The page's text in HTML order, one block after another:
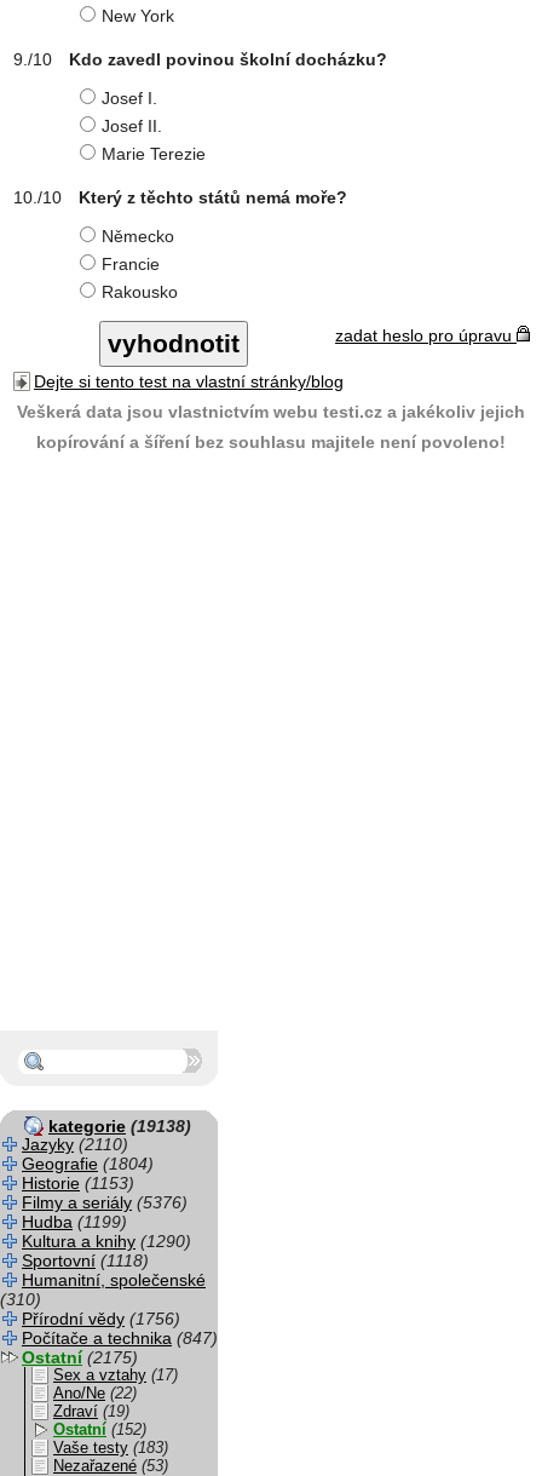
New York
Kdo zavedl povinou školní docházku?
Josef I.
Josef II.
Marie Terezie
Který z těchto států nemá moře?
Německo
Francie
Rakousko
zadat heslo pro úpravu
Dejte si tento test na vlastní stránky/blog
Veškerá data jsou vlastnictvím webu testi.cz a jakékoliv jejich
kopírování a šíření bez souhlasu majitele není povoleno!
kategorie (19138)
Jazyky (2110)
Geografie (1804)
Historie (1153)
Filmy a seriály (5376)
Hudba (1199)
Kultura a knihy (1290)
Sportovní (1118)
Humanitní, společenské
(310)
Přírodní vědy (1756)
Počítače a technika (847)
Ostatní (2175)
Sex a vztahy (17)
Ano/Ne (22)
Zdraví (19)
Ostatní (152)
Vaše testy (183)
Nezařazené (53)